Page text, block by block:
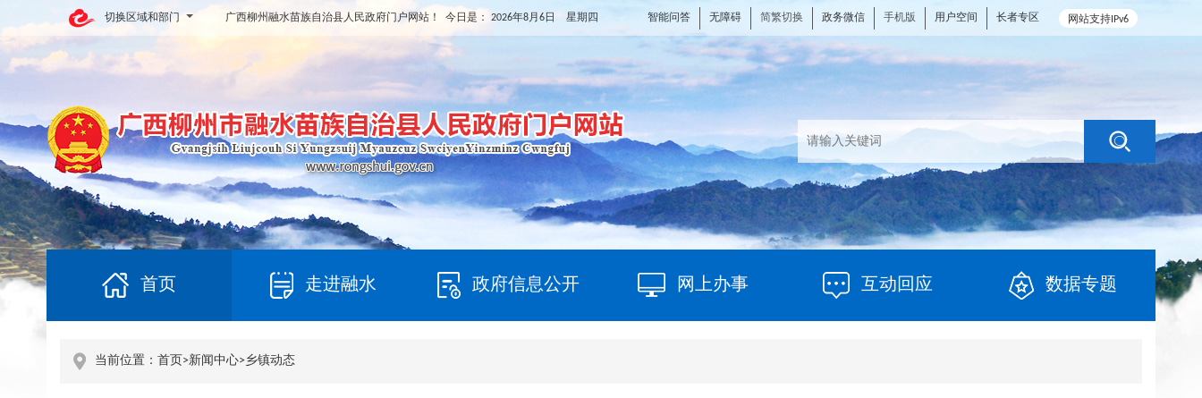
切换区域和部门 网站支持IPv6
智能问答 无障碍 简繁切换 政务微信 手机版 用户空间 长者专区
广西柳州融水苗族自治县人民政府门户网站！ 今日是： 2026年8月6日 星期四
首页 走进融水 政府信息公开 网上办事 互动回应 数据专题
当前位置： 首页>新闻中心>乡镇动态